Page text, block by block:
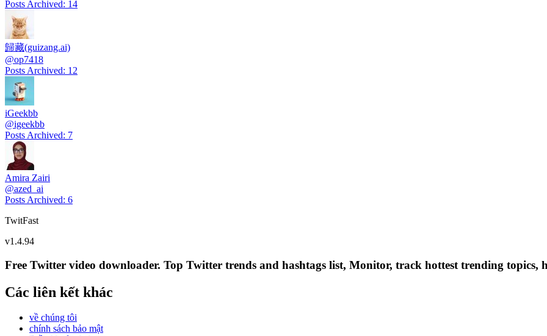
Posts Archived: 14
歸藏(guizang.ai)
@op7418
Posts Archived: 12
iGeekbb
@igeekbb
Posts Archived: 7
Amira Zairi
@azed_ai
Posts Archived: 6
TwitFast
v1.4.94
Free Twitter video downloader. Top Twitter trends and hashtags list, Monitor, track hottest trending topics,
Các liên kết khác
về chúng tôi
chính sách bảo mật